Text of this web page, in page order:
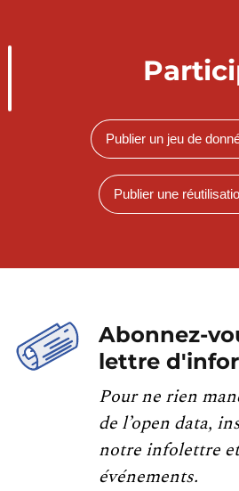
Publier un jeu de
Publier une
Abonnez-
lettre
Pour ne rien
de l’open data,
notre infolettre
événements.